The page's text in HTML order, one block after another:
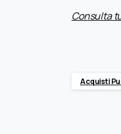
Consulta
Acquisti